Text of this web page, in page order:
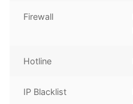
Firewall
Hotline
IP Blacklist